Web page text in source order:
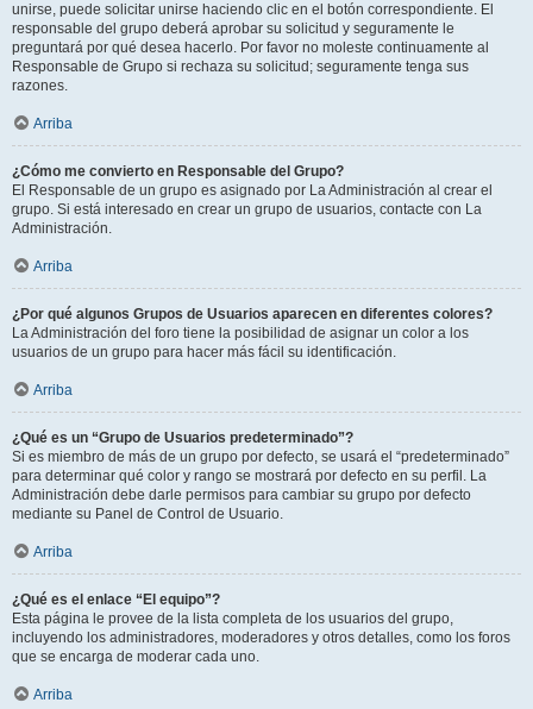
unirse, puede solicitar unirse haciendo clic en el botón correspondiente. El
responsable del grupo deberá aprobar su solicitud y seguramente le
preguntará por qué desea hacerlo. Por favor no moleste continuamente al
Responsable de Grupo si rechaza su solicitud; seguramente tenga sus
razones.
Arriba
¿Cómo me convierto en Responsable del Grupo?
El Responsable de un grupo es asignado por La Administración al crear el
grupo. Si está interesado en crear un grupo de usuarios, contacte con La
Administración.
Arriba
¿Por qué algunos Grupos de Usuarios aparecen en diferentes colores?
La Administración del foro tiene la posibilidad de asignar un color a los
usuarios de un grupo para hacer más fácil su identificación.
Arriba
¿Qué es un “Grupo de Usuarios predeterminado”?
Si es miembro de más de un grupo por defecto, se usará el “predeterminado”
para determinar qué color y rango se mostrará por defecto en su perfil. La
Administración debe darle permisos para cambiar su grupo por defecto
mediante su Panel de Control de Usuario.
Arriba
¿Qué es el enlace “El equipo”?
Esta página le provee de la lista completa de los usuarios del grupo,
incluyendo los administradores, moderadores y otros detalles, como los foros
que se encarga de moderar cada uno.
Arriba